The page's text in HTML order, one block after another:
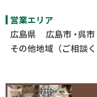
営業エリア
広島県
広島市 呉市
その他地域（ご相談く